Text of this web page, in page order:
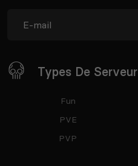
Types De Serveur
Fun
PVE
PVP